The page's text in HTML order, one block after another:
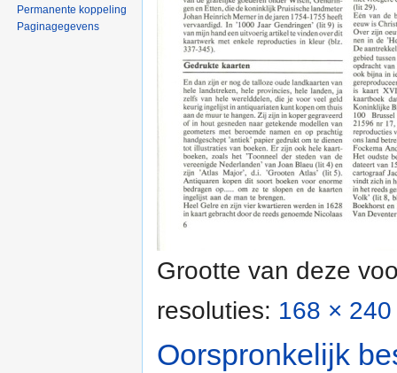
Grootte van deze
resoluties: 168 ×
Oorspronkelijk
Permanente koppeling
Paginagegevens